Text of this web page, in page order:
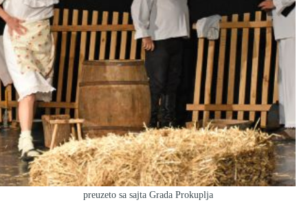
preuzeto sa sajta Grada Prokuplja